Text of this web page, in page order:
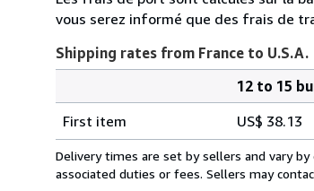
vous serez informé que des frais de
Shipping rates from France to U.S.A.
rates
from
France
12 to 15
First item
US$ 38.13
Delivery times are set by sellers and vary
associated duties or fees. Sellers may